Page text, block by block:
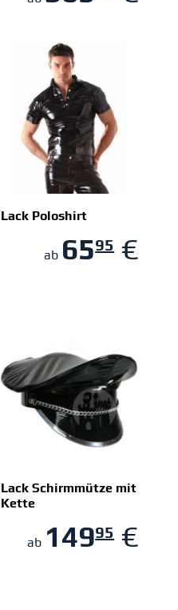
Lack Poloshirt
ab 6595€
ZUM SHOP
Lack Schirmmütze mit
Kette
ab 14995€